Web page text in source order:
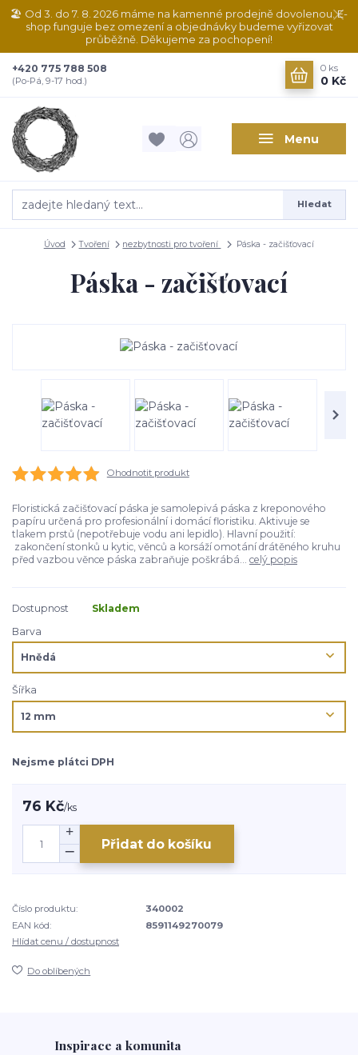
🏖️ Od 3. do 7. 8. 2026 máme na kamenné prodejně dovolenou. E-
shop funguje bez omezení a objednávky budeme vyřizovat
průběžně. Děkujeme za pochopení!
Menu
Hledat
+420 775 788 508
(Po-Pá, 9-17 hod.)
0 ks
0 Kč
Úvod Tvoření nezbytnosti pro tvoření Páska - začišťovací
Páska - začišťovací
Ohodnotit produkt
Floristická začišťovací páska je samolepivá páska z kreponového
papíru určená pro profesionální i domácí floristiku. Aktivuje se
tlakem prstů (nepotřebuje vodu ani lepidlo). Hlavní použití:
zakončení stonků u kytic, věnců a korsáží omotání drátěného kruhu
před vazbou věnce páska zabraňuje poškrábá... celý popis
Dostupnost
Skladem
Barva
Šířka
Nejsme plátci DPH
76 Kč/ks
Přidat do košíku
Číslo produktu:
340002
EAN kód:
8591149270079
Hlídat cenu / dostupnost
Do oblíbených
Inspirace a komunita